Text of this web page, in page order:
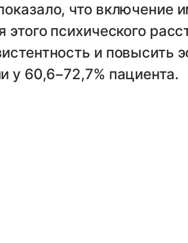
что включение
этого психического
и повысить
у 60,6−72,7% пациента.